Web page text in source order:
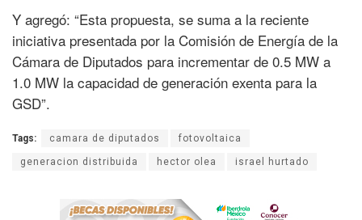
Y agregó: “Esta propuesta, se suma a la reciente
iniciativa presentada por la Comisión de Energía de la
Cámara de Diputados para incrementar de 0.5 MW a
1.0 MW la capacidad de generación exenta para la
GSD”.
Tags: camara de diputados fotovoltaica
generacion distribuida hector olea israel hurtado